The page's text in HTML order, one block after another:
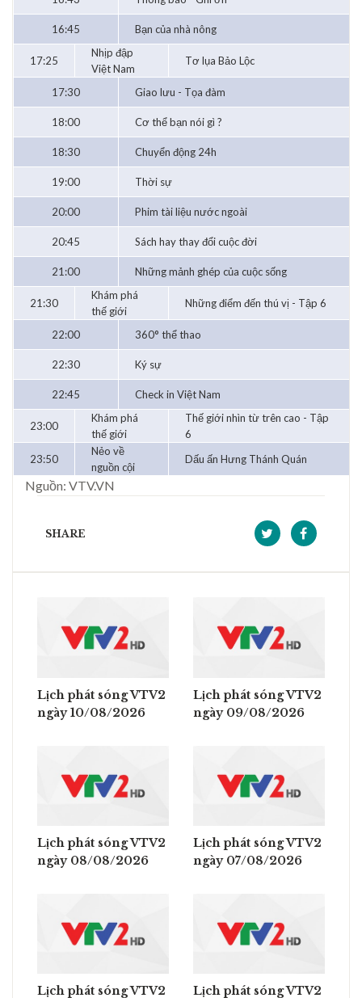
16:45 Bạn của nhà nông
17:25
Nhịp đập
Việt Nam
Tơ lụa Bảo Lộc
17:30 Giao lưu - Tọa đàm
18:00 Cơ thể bạn nói gì ?
18:30 Chuyển động 24h
19:00 Thời sự
20:00 Phim tài liệu nước ngoài
20:45 Sách hay thay đổi cuộc đời
21:00 Những mảnh ghép của cuộc sống
21:30
Khám phá
thế giới
Những điểm đến thú vị - Tập 6
22:00 360° thể thao
22:30 Ký sự
22:45 Check in Việt Nam
23:00
Khám phá
thế giới
Thế giới nhìn từ trên cao - Tập
6
23:50
Nẻo về
nguồn cội
Dấu ấn Hưng Thánh Quán
Nguồn: VTV.VN
SHARE
Lịch phát sóng VTV2
ngày 10/08/2026
Lịch phát sóng VTV2
ngày 09/08/2026
Lịch phát sóng VTV2
ngày 08/08/2026
Lịch phát sóng VTV2
ngày 07/08/2026
Lịch phát sóng VTV2
Lịch phát sóng VTV2